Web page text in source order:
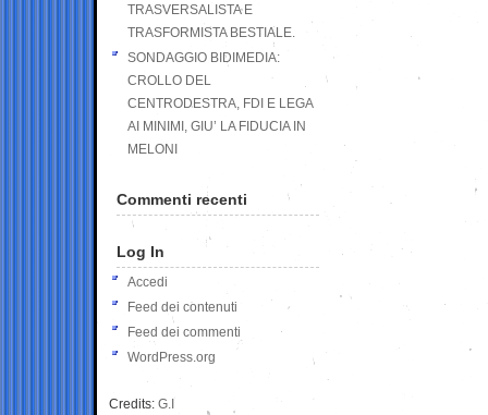
TRASVERSALISTA E
TRASFORMISTA BESTIALE.
SONDAGGIO BIDIMEDIA:
CROLLO DEL
CENTRODESTRA, FDI E LEGA
AI MINIMI, GIU’ LA FIDUCIA IN
MELONI
Commenti recenti
Log In
Accedi
Feed dei contenuti
Feed dei commenti
WordPress.org
Credits: G.I